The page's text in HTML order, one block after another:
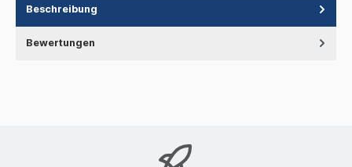
Beschreibung
Bewertungen